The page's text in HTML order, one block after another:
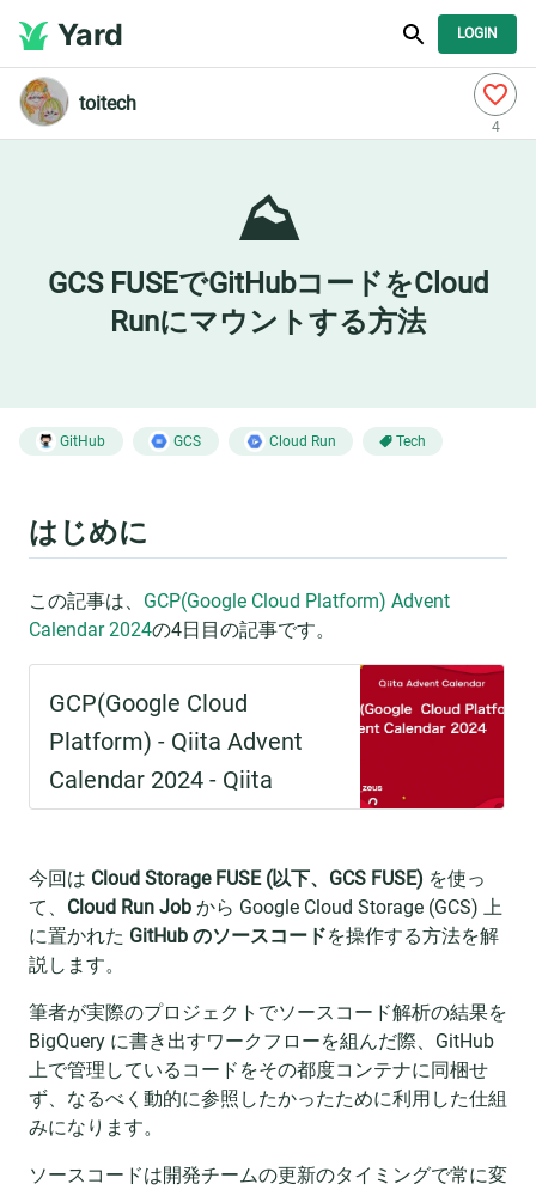
Yard LOGIN
toitech
4
⛰️
GCS FUSEでGitHubコードをCloud
Runにマウントする方法
GitHub GCS Cloud Run Tech
はじめに
この記事は、 GCP(Google Cloud Platform) Advent
Calendar 2024の4日目の記事です。
今回は Cloud Storage FUSE (以下、GCS FUSE) を使っ
て、 Cloud Run Job から Google Cloud Storage (GCS) 上
に置かれた GitHub のソースコードを操作する方法を解
説します。
筆者が実際のプロジェクトでソースコード解析の結果を
BigQuery に書き出すワークフローを組んだ際、GitHub
上で管理しているコードをその都度コンテナに同梱せ
ず、なるべく動的に参照したかったために利用した仕組
みになります。
ソースコードは開発チームの更新のタイミングで常に変